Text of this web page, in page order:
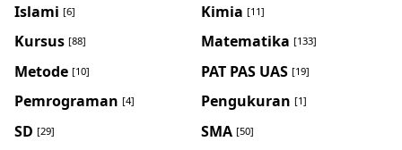
Islami [6] Kimia [11]
Kursus [88] Matematika [133]
Metode [10] PAT PAS UAS [19]
Pemrograman [4] Pengukuran [1]
SD [29] SMA [50]